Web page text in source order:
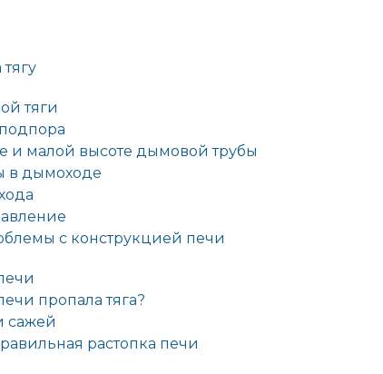
тяги
и малой высоте дымовой трубы
в дымоходе
с конструкцией печи
пропала тяга?
сажей
растопка печи